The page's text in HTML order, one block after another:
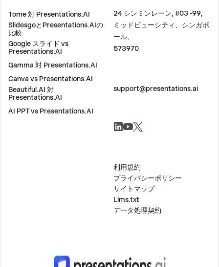
Tome 対 Presentations.AI
SlidesgoとPresentations.AIの
比較
Google スライド vs
Presentations.AI
Gamma 対 Presentations.AI
Canva vs Presentations.AI
Beautiful.AI 対
Presentations.AI
AI PPT vs Presentations.AI
24 シンミンレーン, #03 -99,
ミッドビューシティ、シンガポ
ール、
573970
support@presentations.ai
利用規約
プライバシーポリシー
サイトマップ
Llms.txt
データ処理契約